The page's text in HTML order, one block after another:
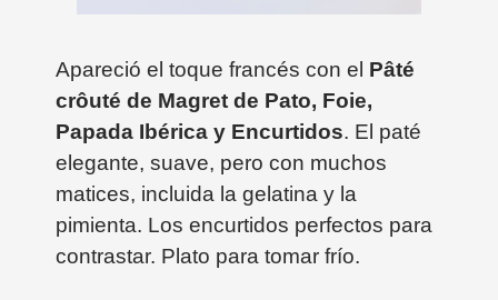
Apareció el toque francés con el Pâté
crôuté de Magret de Pato, Foie,
Papada Ibérica y Encurtidos. El paté
elegante, suave, pero con muchos
matices, incluida la gelatina y la
pimienta. Los encurtidos perfectos para
contrastar. Plato para tomar frío.